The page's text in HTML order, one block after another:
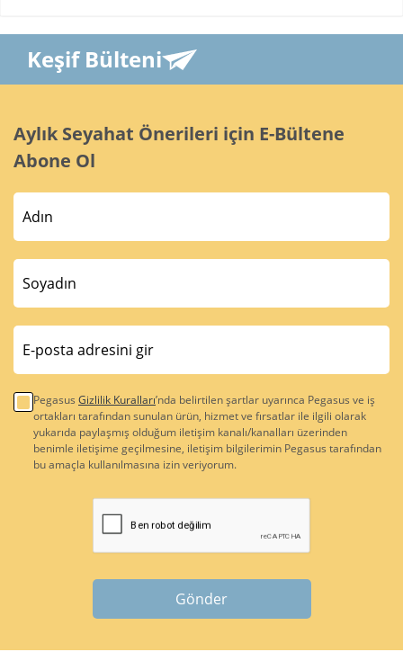
Keşif Bülteni
Aylık Seyahat Önerileri için E-Bültene
Abone Ol
Pegasus Gizlilik Kuralları’nda belirtilen şartlar uyarınca Pegasus ve iş
ortakları tarafından sunulan ürün, hizmet ve fırsatlar ile ilgili olarak
yukarıda paylaşmış olduğum iletişim kanalı/kanalları üzerinden
benimle iletişime geçilmesine, iletişim bilgilerimin Pegasus tarafından
bu amaçla kullanılmasına izin veriyorum.
Gönder